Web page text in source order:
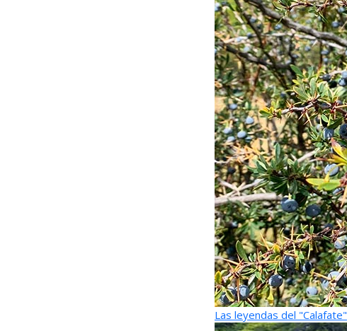
Las leyendas del "Calafate"